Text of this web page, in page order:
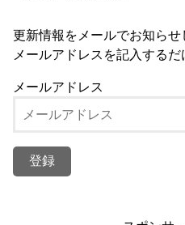
更新情報をメールでお知らせ
メールアドレスを記入するだ
メールアドレス